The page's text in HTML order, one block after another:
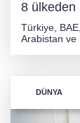
8 ülkeden
Türkiye,
Arabistan ve
DÜNYA